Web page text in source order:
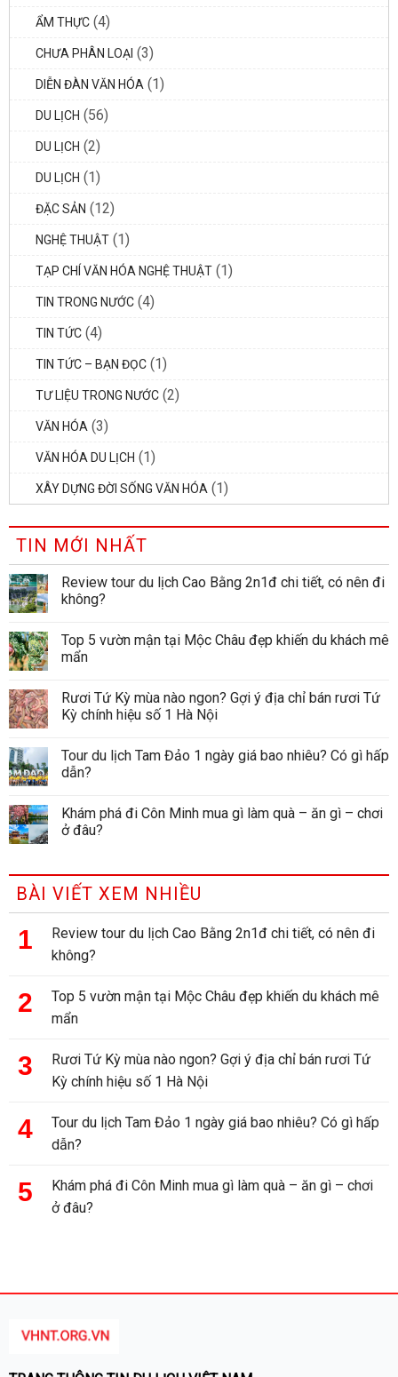
ẨM THỰC(4)
CHƯA PHÂN LOẠI (3)
DIỄN ĐÀN VĂN HÓA (1)
DU LỊCH (56)
DU LỊCH (2)
DU LỊCH (1)
ĐẶC SẢN (12)
NGHỆ THUẬT(1)
TẠP CHÍ VĂN HÓA NGHỆ THUẬT(1)
TIN TRONG NƯỚC(4)
TIN TỨC(4)
TIN TỨC – BẠN ĐỌC(1)
TƯ LIỆU TRONG NƯỚC(2)
VĂN HÓA (3)
VĂN HÓA DU LỊCH (1)
XÂY DỰNG ĐỜI SỐNG VĂN HÓA (1)
TIN MỚI NHẤT
Review tour du lịch Cao Bằng 2n1đ chi tiết, có nên đi
không?
Top 5 vườn mận tại Mộc Châu đẹp khiến du khách mê
mẩn
Rươi Tứ Kỳ mùa nào ngon? Gợi ý địa chỉ bán rươi Tứ
Kỳ chính hiệu số 1 Hà Nội
Tour du lịch Tam Đảo 1 ngày giá bao nhiêu? Có gì hấp
dẫn?
Khám phá đi Côn Minh mua gì làm quà – ăn gì – chơi
ở đâu?
BÀI VIẾT XEM NHIỀU
Review tour du lịch Cao Bằng 2n1đ chi tiết, có nên đi
không?
Top 5 vườn mận tại Mộc Châu đẹp khiến du khách mê
mẩn
Rươi Tứ Kỳ mùa nào ngon? Gợi ý địa chỉ bán rươi Tứ
Kỳ chính hiệu số 1 Hà Nội
Tour du lịch Tam Đảo 1 ngày giá bao nhiêu? Có gì hấp
dẫn?
Khám phá đi Côn Minh mua gì làm quà – ăn gì – chơi
ở đâu?